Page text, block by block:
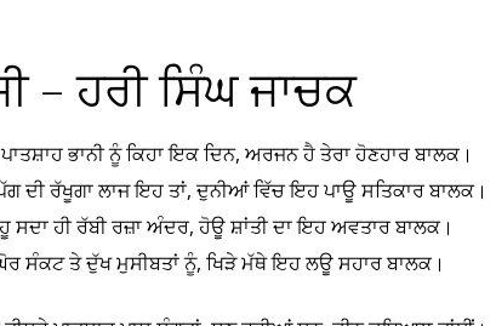
– ਹਰੀ ਸਿੰਘ ਜਾਚਕ
ਭਾਨੀ ਨੂੰ ਕਿਹਾ ਇਕ ਦਿਨ, ਅਰਜਨ ਹੈ ਤੇਰਾ ਹੋਣਹਾਰ ਬਾਲਕ।
ਦੀ ਰੱਖੂਗਾ ਲਾਜ ਇਹ ਤਾਂ, ਦੁਨੀਆਂ ਵਿੱਚ ਇਹ ਪਾਊ ਸਤਿਕਾਰ ਬਾਲਕ।
ਸਦਾ ਹੀ ਰੱਬੀ ਰਜ਼ਾ ਅੰਦਰ, ਹੋਊ ਸ਼ਾਂਤੀ ਦਾ ਇਹ ਅਵਤਾਰ ਬਾਲਕ।
ਸੰਕਟ ਤੇ ਦੁੱਖ ਮੁਸੀਬਤਾਂ ਨੂੰ, ਖਿੜੇ ਮੱਥੇ ਇਹ ਲਊ ਸਹਾਰ ਬਾਲਕ।